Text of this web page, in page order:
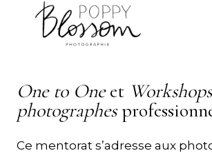
One to Oneet Workshops
photographes
Ce mentorat s’adresse aux